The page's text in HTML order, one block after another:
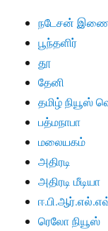
நடேசன்
பூந்தளிர்
தூ
தேனி
தமிழ் நியூஸ்
பத்மநாபா
மலையகம்
அதிரடி
அதிரடி மீடியா
ரெலோ நியூஸ்